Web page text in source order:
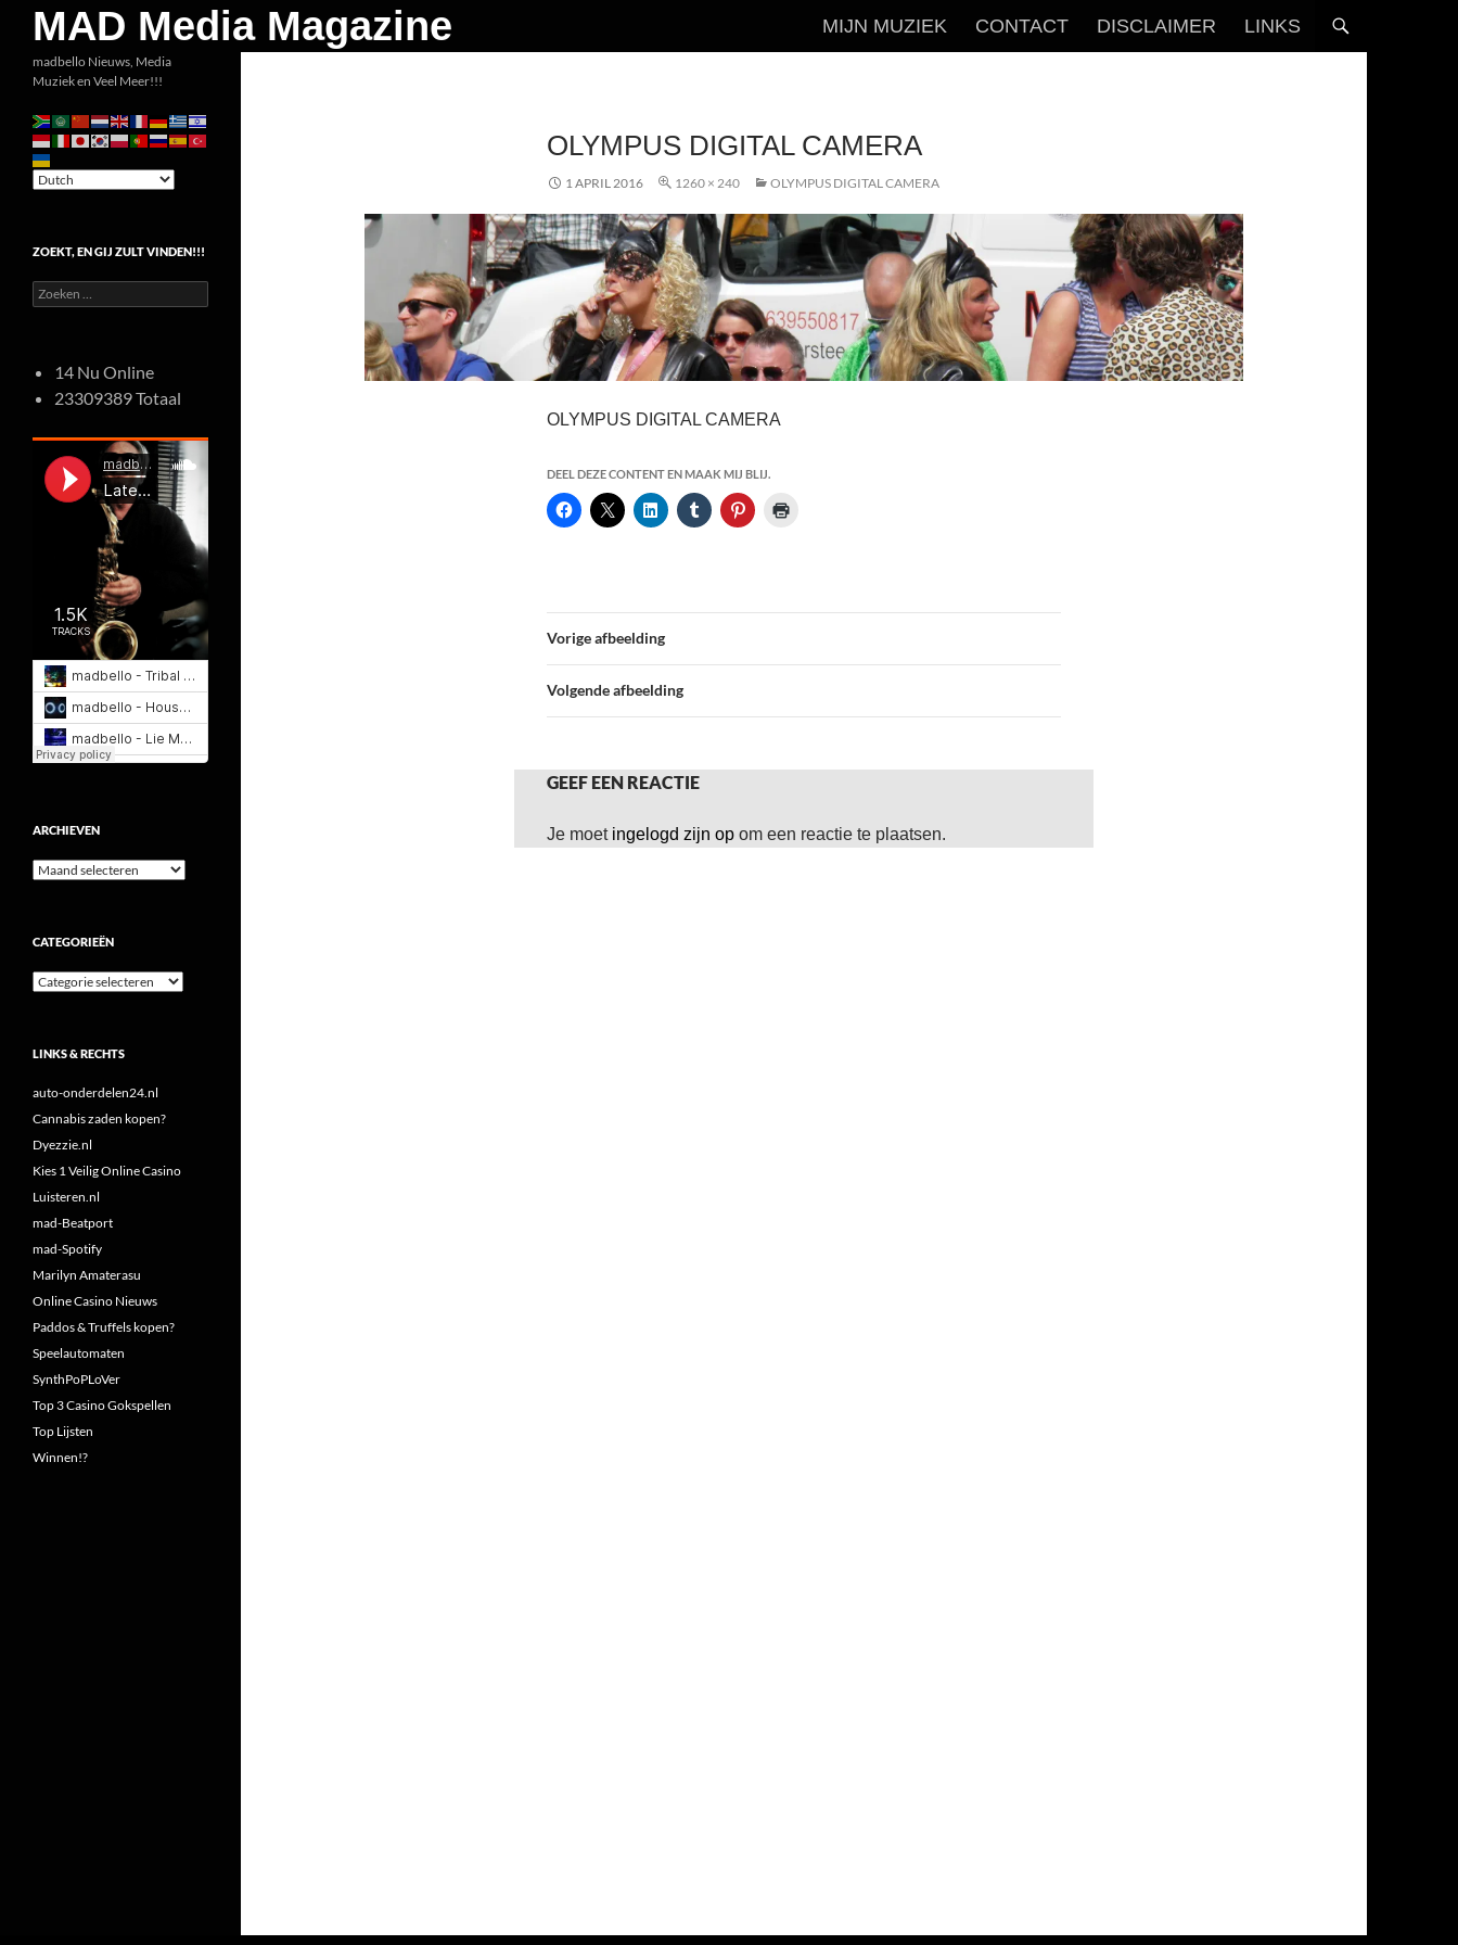
inhoud
MAD Media Magazine
Zoeken
MIJN MUZIEK CONTACT DISCLAIMER LINKS
OLYMPUS DIGITAL CAMERA
1 APRIL 2016 1260 × 240 OLYMPUS DIGITAL CAMERA
OLYMPUS DIGITAL CAMERA
DEEL DEZE CONTENT EN MAAK MIJ BLIJ.
Vorige afbeelding
Volgende afbeelding
GEEF EEN REACTIE
Je moet ingelogd zijn op om een reactie te plaatsen.
madbello Nieuws, Media
Muziek en Veel Meer!!!
ZOEKT, EN GIJ ZULT VINDEN!!!
Zoeken
naar:
14 Nu Online
23309389 Totaal
ARCHIEVEN
Archieven
CATEGORIEËN
Categorieën
LINKS & RECHTS
auto-onderdelen24.nl
Cannabis zaden kopen?
Dyezzie.nl
Kies 1 Veilig Online Casino
Luisteren.nl
mad-Beatport
mad-Spotify
Marilyn Amaterasu
Online Casino Nieuws
Paddos & Truffels kopen?
Speelautomaten
SynthPoPLoVer
Top 3 Casino Gokspellen
Top Lijsten
Winnen!?